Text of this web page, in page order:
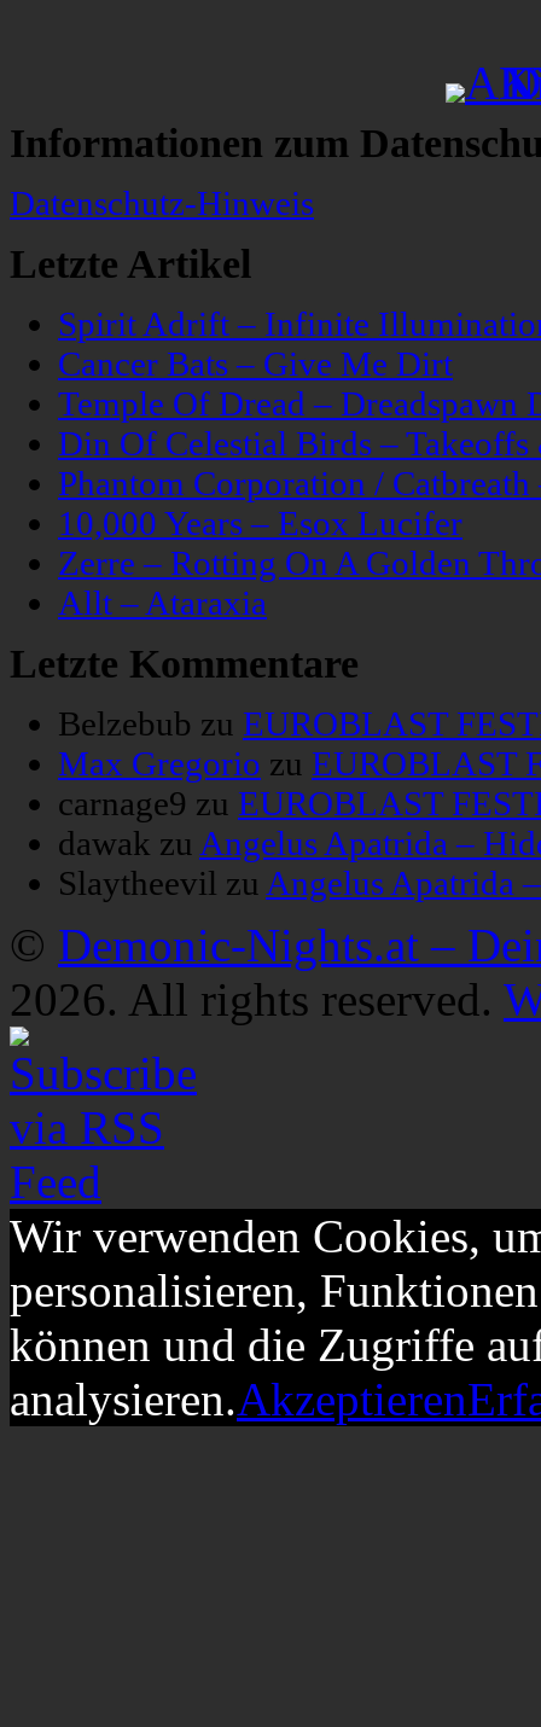
Informationen zum
Datenschutz-Hinweis
Letzte Artikel
Spirit Adrift – Infinite
Cancer Bats – Give Me Dirt
Temple Of Dread – Dreadspawn
Din Of Celestial Birds –
Phantom Corporation /
10,000 Years – Esox Lucifer
Zerre – Rotting On A Golden
Allt – Ataraxia
Letzte Kommentare
Belzebub zu EUROBLAST
Max Gregorio zu EUROBLAST
carnage9 zu EUROBLAST
dawak zu Angelus Apatrida –
Slaytheevil zu Angelus Apatrida
© Demonic-Nights.at –
2026. All rights reserved.
Wir verwenden Cookies,
personalisieren,
können und die Zugriffe
analysieren.Akzeptieren